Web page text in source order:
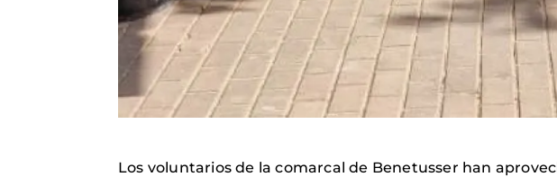
Los voluntarios de la comarcal de Benetusser han